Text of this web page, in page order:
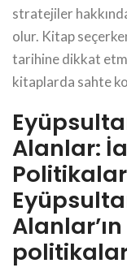
stratejiler
olur. Kitap
tarihine dikkat
kitaplarda sahte
Alanlar: